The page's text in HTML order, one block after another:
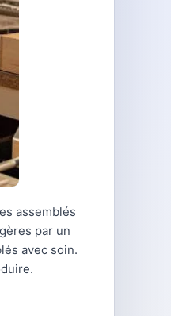
assemblés
par un
avec soin.